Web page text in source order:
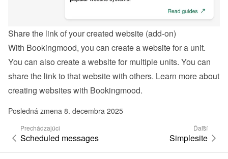
Share the link of your created website (add-on)
With Bookingmood, you can create a website for a unit.
You can also create a website for multiple units. You can
creating websites with Bookingmood.
Posledná zmena 8. decembra 2025
Prechádzajúci
Scheduled messages
Ďaľší
Simplesite